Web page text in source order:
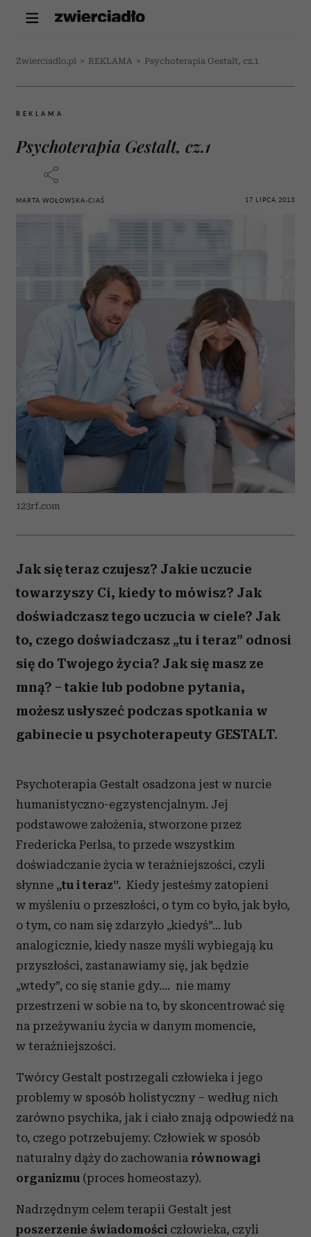
Zwierciadlo.pl > REKLAMA > Psychoterapia Gestalt, cz.1
REKLAMA
Psychoterapia Gestalt, cz.1
MARTA WOŁOWSKA-CIAŚ 17 LIPCA 2013
123rf.com
Jak się teraz czujesz? Jakie uczucie
towarzyszy Ci, kiedy to mówisz? Jak
doświadczasz tego uczucia w ciele? Jak
to, czego doświadczasz „tu i teraz” odnosi
się do Twojego życia? Jak się masz ze
mną? – takie lub podobne pytania,
możesz usłyszeć podczas spotkania w
gabinecie u psychoterapeuty GESTALT.
Psychoterapia Gestalt osadzona jest w nurcie
humanistyczno-egzystencjalnym. Jej
podstawowe założenia, stworzone przez
Fredericka Perlsa, to przede wszystkim
doświadczanie życia w teraźniejszości, czyli
słynne „tu i teraz”. Kiedy jesteśmy zatopieni
w myśleniu o przeszłości, o tym co było, jak było,
o tym, co nam się zdarzyło „kiedyś”… lub
analogicznie, kiedy nasze myśli wybiegają ku
przyszłości, zastanawiamy się, jak będzie
„wtedy”, co się stanie gdy…. nie mamy
przestrzeni w sobie na to, by skoncentrować się
na przeżywaniu życia w danym momencie,
w teraźniejszości.
Twórcy Gestalt postrzegali człowieka i jego
problemy w sposób holistyczny – według nich
zarówno psychika, jak i ciało znają odpowiedź na
to, czego potrzebujemy. Człowiek w sposób
naturalny dąży do zachowania równowagi
organizmu (proces homeostazy).
Nadrzędnym celem terapii Gestalt jest
poszerzenie świadomości człowieka, czyli